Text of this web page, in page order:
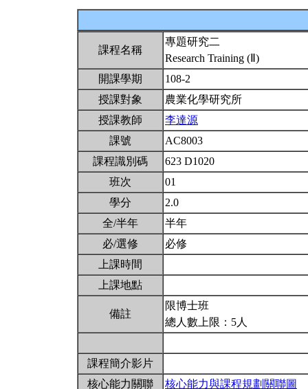
課程名稱
專題研究二
Research Training (Ⅱ)
開課學期
108-2
授課對象
農業化學研究所
授課教師
李達源
課號
AC8003
課程識別碼
623 D1020
班次
01
學分
2.0
全/半年
半年
必/選修
必修
上課時間
上課地點
備註
限博士班
總人數上限：5人
課程簡介影片
核心能力關聯
核心能力與課程規劃關聯圖